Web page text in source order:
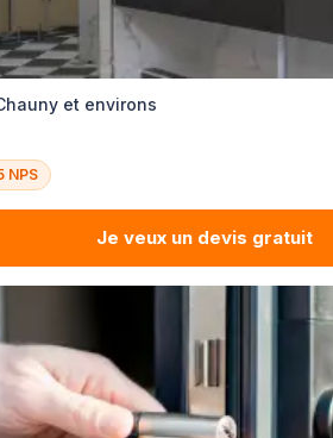
et environs
NPS
Je veux un devis gratuit